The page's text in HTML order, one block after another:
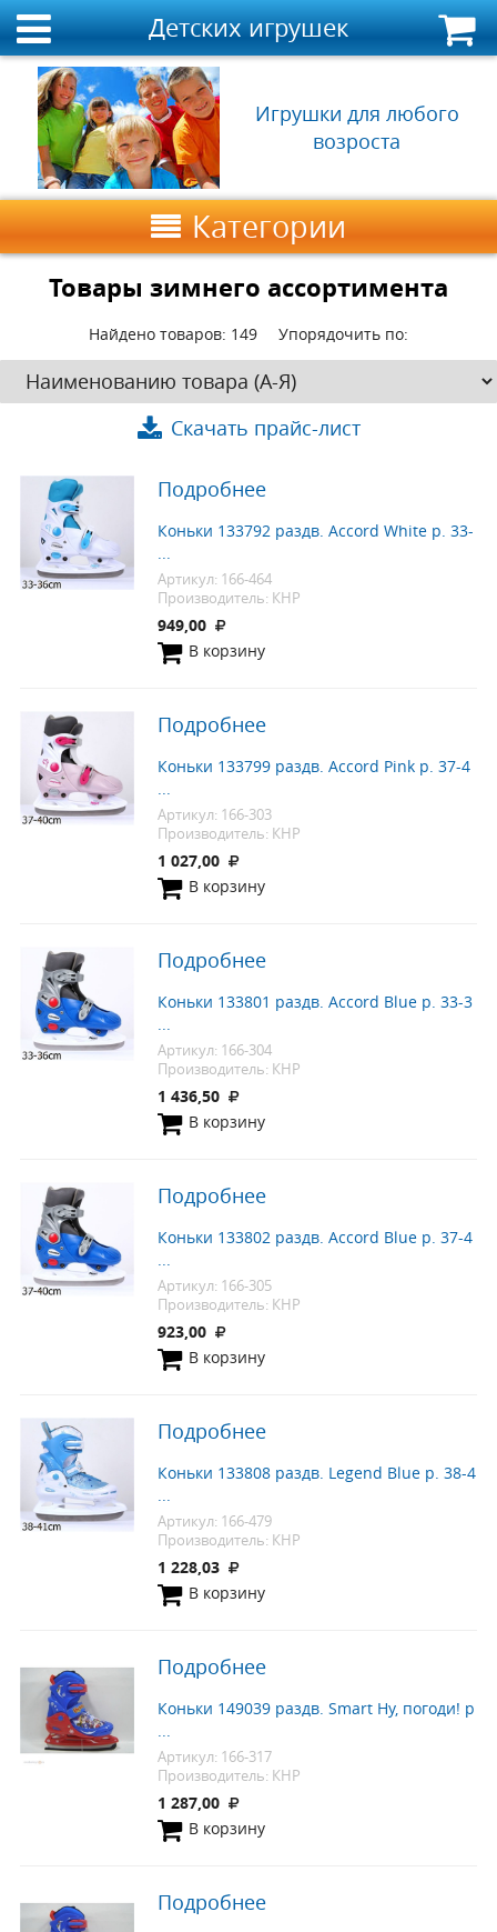
Детских игрушек
Игрушки для любого
возроста
Категории
Товары зимнего ассортимента
Найдено товаров: 149 Упорядочить по:
Скачать прайс-лист
Подробнее
Коньки 133792 раздв. Accord White р. 33-
...
Артикул: 166-464
Производитель: КНР
949,00
В корзину
Подробнее
Коньки 133799 раздв. Accord Pink р. 37-4
...
Артикул: 166-303
Производитель: КНР
1 027,00
В корзину
Подробнее
Коньки 133801 раздв. Accord Blue р. 33-3
...
Артикул: 166-304
Производитель: КНР
1 436,50
В корзину
Подробнее
Коньки 133802 раздв. Accord Blue р. 37-4
...
Артикул: 166-305
Производитель: КНР
923,00
В корзину
Подробнее
Коньки 133808 раздв. Legend Blue р. 38-4
...
Артикул: 166-479
Производитель: КНР
1 228,03
В корзину
Подробнее
Коньки 149039 раздв. Smart Ну, погоди! р
...
Артикул: 166-317
Производитель: КНР
1 287,00
В корзину
Подробнее